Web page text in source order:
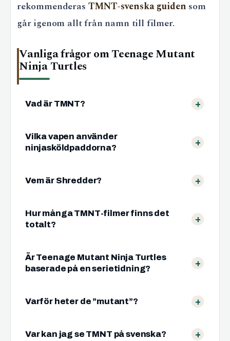
rekommenderas TMNT-svenska guiden som
går igenom allt från namn till filmer.
Vanliga frågor om Teenage Mutant
Ninja Turtles
Vad är TMNT?
Vilka vapen använder
ninjasköldpaddorna?
Vem är Shredder?
Hur många TMNT-filmer finns det
totalt?
Är Teenage Mutant Ninja Turtles
baserade på en serietidning?
Varför heter de ”mutant”?
Var kan jag se TMNT på svenska?